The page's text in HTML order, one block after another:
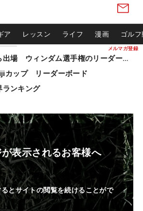
メルマガ登録
ア レッスン ライフ 漫画 ゴル
松山英樹ら出場 ウィンダム選手権のリーダーボード
カップ リーダーボード
ランキング
表示されるお客様へ
とサイトの閲覧を続けることがで